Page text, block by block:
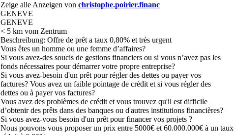
Zeige alle Anzeigen von christophe.poirier.financ
GENEVE
GENEVE
< 5 km vom Zentrum
Beschreibung: Offre de prêt a taux 0,80% et très urgent
Vous êtes un homme ou une femme d’affaires?
Si vous avez-des soucis de gestions financiers ou si vous n’avez pas les
fonds nécessaires pour démarrer votre propre entreprise?
Si vous avez-besoin d'un prêt pour régler des dettes ou payer vos
factures? Vous avez un faible pointage de crédit et si vous régler des
dettes ou à payer vos factures?
Vous avez des problèmes de crédit et vous trouvez qu'il est difficile
d’obtenir des prêts dans des banques ou d'autres institutions financières?
Si vous avez-vous besoin d'un prêt pour financer vos projets ?
Nous pouvons vous proposer un prix entre 5000€ et 60.000.000€ à un taux